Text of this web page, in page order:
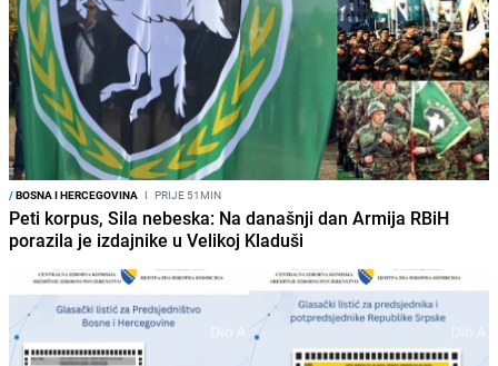
/BOSNA I HERCEGOVINA I PRIJE 51MIN
Peti korpus, Sila nebeska: Na današnji dan Armija RBiH
porazila je izdajnike u Velikoj Kladuši